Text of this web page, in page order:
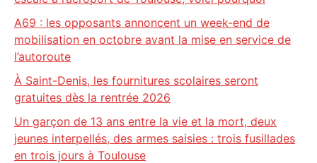
A69 : les opposants annoncent un week-end de
mobilisation en octobre avant la mise en service de
l’autoroute
À Saint-Denis, les fournitures scolaires seront
gratuites dès la rentrée 2026
Un garçon de 13 ans entre la vie et la mort, deux
jeunes interpellés, des armes saisies : trois fusillades
en trois jours à Toulouse